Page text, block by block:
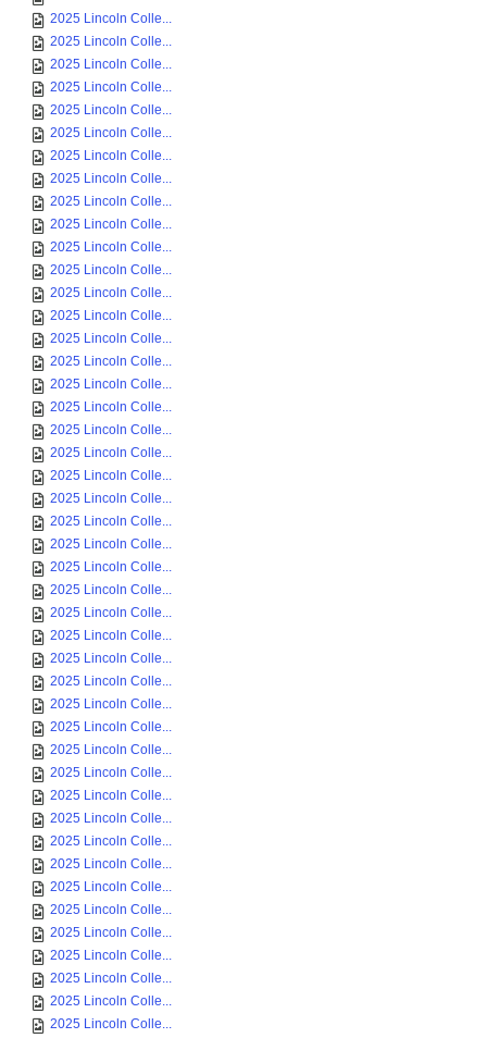
2025 Lincoln Colle...
2025 Lincoln Colle...
2025 Lincoln Colle...
2025 Lincoln Colle...
2025 Lincoln Colle...
2025 Lincoln Colle...
2025 Lincoln Colle...
2025 Lincoln Colle...
2025 Lincoln Colle...
2025 Lincoln Colle...
2025 Lincoln Colle...
2025 Lincoln Colle...
2025 Lincoln Colle...
2025 Lincoln Colle...
2025 Lincoln Colle...
2025 Lincoln Colle...
2025 Lincoln Colle...
2025 Lincoln Colle...
2025 Lincoln Colle...
2025 Lincoln Colle...
2025 Lincoln Colle...
2025 Lincoln Colle...
2025 Lincoln Colle...
2025 Lincoln Colle...
2025 Lincoln Colle...
2025 Lincoln Colle...
2025 Lincoln Colle...
2025 Lincoln Colle...
2025 Lincoln Colle...
2025 Lincoln Colle...
2025 Lincoln Colle...
2025 Lincoln Colle...
2025 Lincoln Colle...
2025 Lincoln Colle...
2025 Lincoln Colle...
2025 Lincoln Colle...
2025 Lincoln Colle...
2025 Lincoln Colle...
2025 Lincoln Colle...
2025 Lincoln Colle...
2025 Lincoln Colle...
2025 Lincoln Colle...
2025 Lincoln Colle...
2025 Lincoln Colle...
2025 Lincoln Colle...